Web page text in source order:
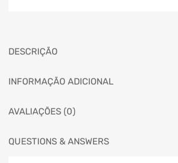
DESCRIÇÃO
INFORMAÇÃO ADICIONAL
AVALIAÇÕES (0)
QUESTIONS & ANSWERS